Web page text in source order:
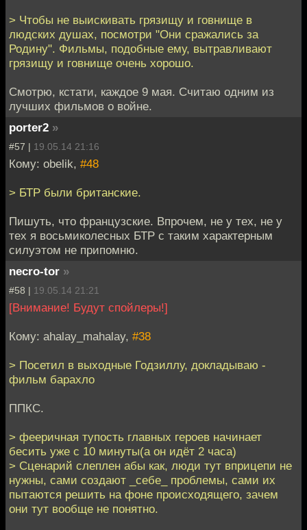
> Чтобы не выискивать грязищу и говнище в
людских душах, посмотри "Они сражались за
Родину". Фильмы, подобные ему, вытравливают
грязищу и говнище очень хорошо.
Смотрю, кстати, каждое 9 мая. Считаю одним из
лучших фильмов о войне.
porter2 »
#57 | 19.05.14 21:16
Кому: obelik, #48
> БТР были британские.
Пишуть, что французские. Впрочем, не у тех, не у
тех я восьмиколесных БТР с таким характерным
силуэтом не припомню.
necro-tor »
#58 | 19.05.14 21:21
[Внимание! Будут спойлеры!]
Кому: ahalay_mahalay, #38
> Посетил в выходные Годзиллу, докладываю -
фильм барахло
ППКС.
> фееричная тупость главных героев начинает
бесить уже с 10 минуты(а он идёт 2 часа)
> Сценарий слеплен абы как, люди тут вприцепи не
нужны, сами создают _себе_ проблемы, сами их
пытаются решить на фоне происходящего, зачем
они тут вообще не понятно.